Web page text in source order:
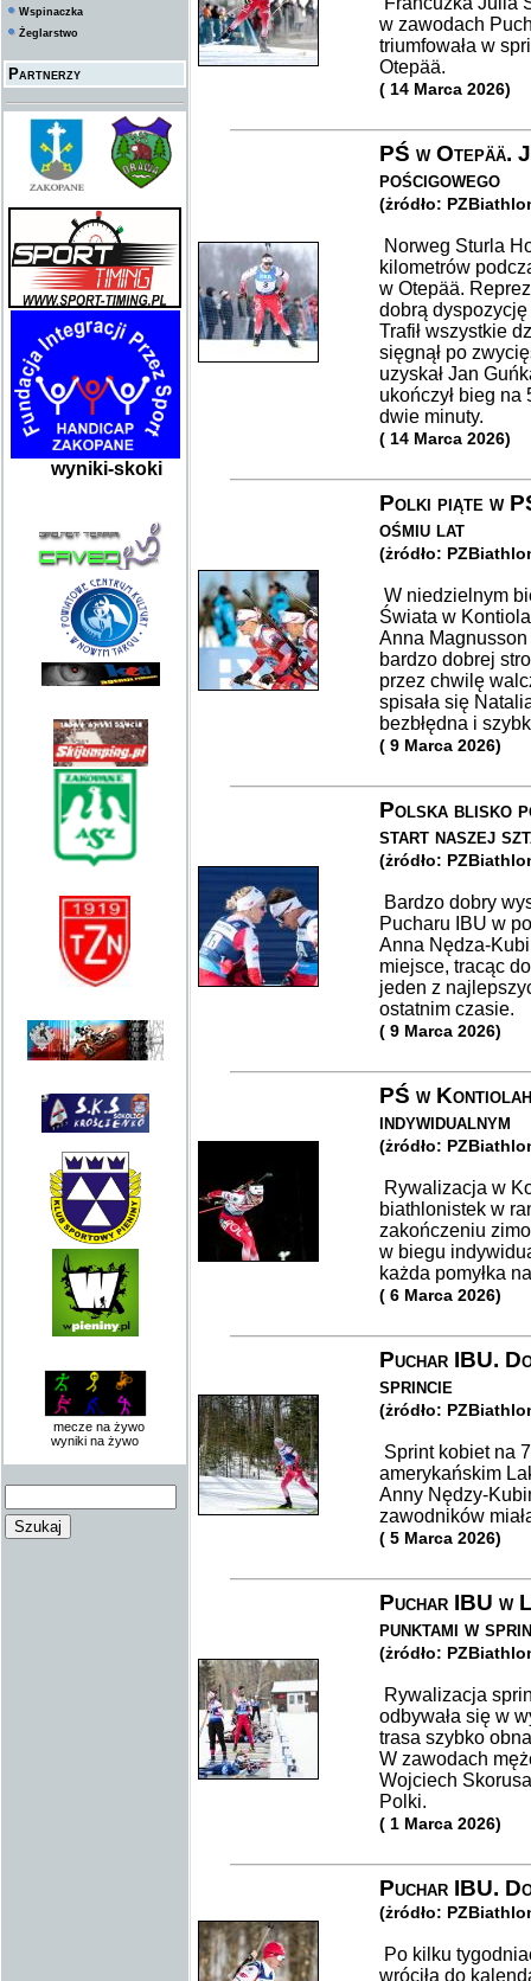
Wspinaczka
Żeglarstwo
Partnerzy
wyniki-skoki
mecze na żywo
wyniki na żywo
w zawodach
triumfowała w
Otepää.
( 14 Marca 2026)
PŚ w Otepää.
pościgowego
(żródło:
Norweg Sturla
kilometrów
w Otepää.
dobrą
Trafił wszystkie
sięgnął po
uzyskał Jan
ukończył bieg na
dwie minuty.
( 14 Marca 2026)
Polki piąte w
ośmiu lat
(żródło:
W niedzielnym
Świata w
Anna
bardzo dobrej
przez chwilę
spisała się
bezbłędna i
( 9 Marca 2026)
Polska blisko
start naszej
(żródło:
Bardzo dobry
Pucharu IBU w
Anna Nędza-
miejsce, tracąc
jeden z
ostatnim czasie.
( 9 Marca 2026)
PŚ w
indywidualnym
(żródło:
Rywalizacja w
biathlonistek w
zakończeniu
w biegu
każda pomyłka
( 6 Marca 2026)
Puchar IBU.
sprincie
(żródło:
Sprint kobiet na
amerykańskim
Anny Nędzy-
zawodników
( 5 Marca 2026)
Puchar IBU w
punktami w
(żródło:
Rywalizacja
odbywała się w
trasa szybko
W zawodach
Wojciech
Polki.
( 1 Marca 2026)
Puchar IBU.
(żródło:
Po kilku
wróciła do